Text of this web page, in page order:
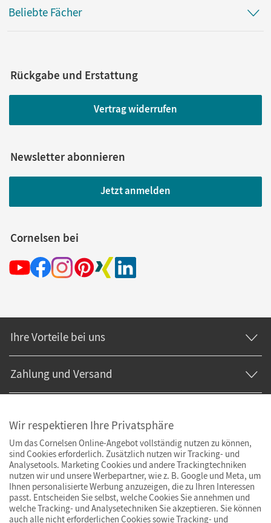
Beliebte Fächer
Rückgabe und Erstattung
Vertrag widerrufen
Newsletter abonnieren
Jetzt anmelden
Cornelsen bei
Ihre Vorteile bei uns
Zahlung und Versand
Wir respektieren Ihre Privatsphäre
Um das Cornelsen Online-Angebot vollständig nutzen zu können,
sind Cookies erforderlich. Zusätzlich nutzen wir Tracking- und
Analysetools. Marketing Cookies und andere Trackingtechniken
nutzen wir und unsere Werbepartner, wie z. B. Google und Meta, um
Ihnen personalisierte Werbung anzuzeigen, die zu Ihren Interessen
passt. Entscheiden Sie selbst, welche Cookies Sie annehmen und
welche Tracking- und Analysetechniken Sie akzeptieren. Sie können
auch alle nicht erforderlichen Cookies sowie Tracking- und